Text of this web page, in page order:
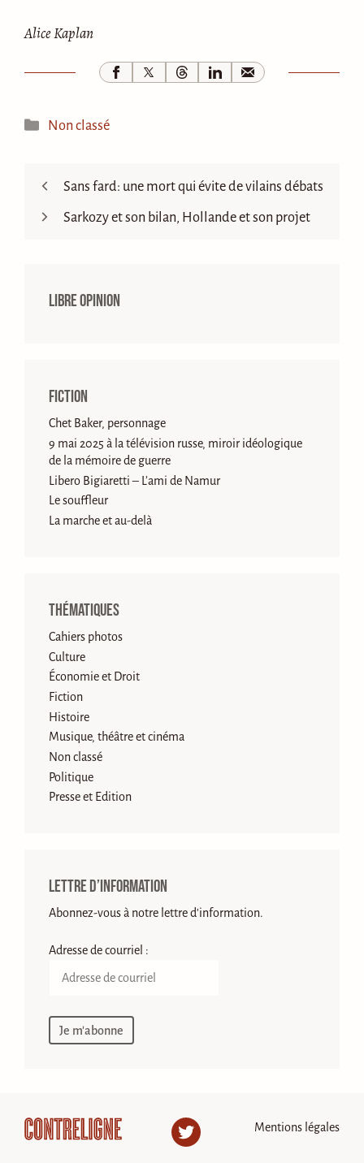
Alice Kaplan
Catégories
Non classé
Sans fard: une mort qui évite de vilains débats
Sarkozy et son bilan, Hollande et son projet
Libre opinion
Fiction
Chet Baker, personnage
9 mai 2025 à la télévision russe, miroir idéologique
de la mémoire de guerre
Libero Bigiaretti – L’ami de Namur
Le souffleur
La marche et au-delà
Thématiques
Cahiers photos
Culture
Économie et Droit
Fiction
Histoire
Musique, théâtre et cinéma
Non classé
Politique
Presse et Edition
Lettre d’information
Abonnez-vous à notre lettre d'information.
Adresse de courriel :
Twitter Mentions légales